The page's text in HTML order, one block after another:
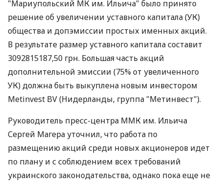
"Мариупольский МК им. Ильича" было принято
решение об увеличении уставного капитала (УК)
общества и допэмиссии простых именных акций.
В результате размер уставного капитала составит
3092815187,50 грн. Большая часть акций
дополнительной эмиссии (75% от увеличенного
УК) должна быть выкуплена новым инвестором
Metinvest BV (Нидерланды, группа "Метинвест").
Руководитель пресс-центра ММК им. Ильича
Сергей Магера уточнил, что работа по
размещению акций среди новых акционеров идет
по плану и с соблюдением всех требований
украинского законодательства, однако пока еще не